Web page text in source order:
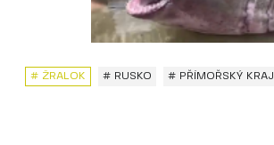
# RUSKO # PŘÍMOŘSKÝ KRAJ
# ŽRALOK